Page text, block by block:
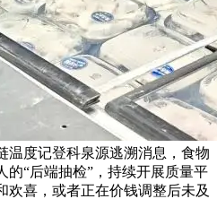
温度记登科泉源逃溯消息，食物
的“后端抽检”，持续开展质量平
欢喜，或者正在价钱调整后未及